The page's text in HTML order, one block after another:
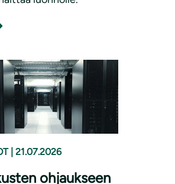
21.07.2026
ohjaukseen